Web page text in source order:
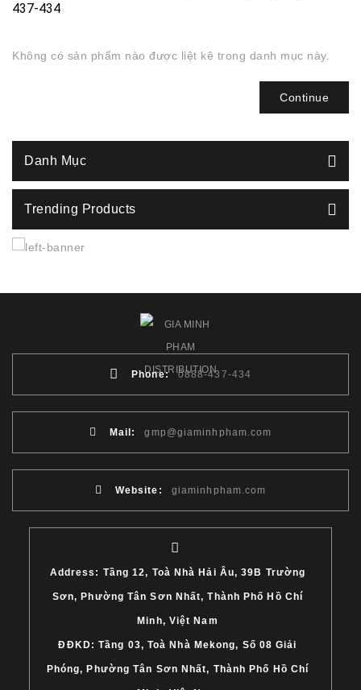
437-434
Không có sản phẩm nào được liệt kê trong danh mục này.
Continue
Danh Mục
Trending Products
Phone: 0888-437-434
Mail: gmp@giaminhpham.com
Website: giaminhpham.com
Address: Tầng 12, Toà Nhà Hải Âu, 39B Trường
Sơn, Phường Tân Sơn Nhất, Thành Phố Hồ Chí
Minh, Việt Nam
ĐĐKD: Tầng 03, Toà Nhà Mekong, Số 08 Giải
Phóng, Phường Tân Sơn Nhất, Thành Phố Hồ Chí